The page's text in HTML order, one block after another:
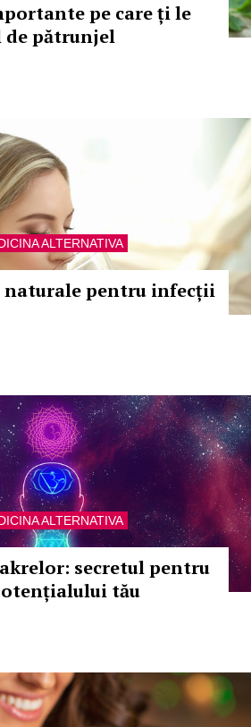
pe care ți le
de pătrunjel
ALTERNATIVA
pentru infecții
ALTERNATIVA
secretul pentru
tău